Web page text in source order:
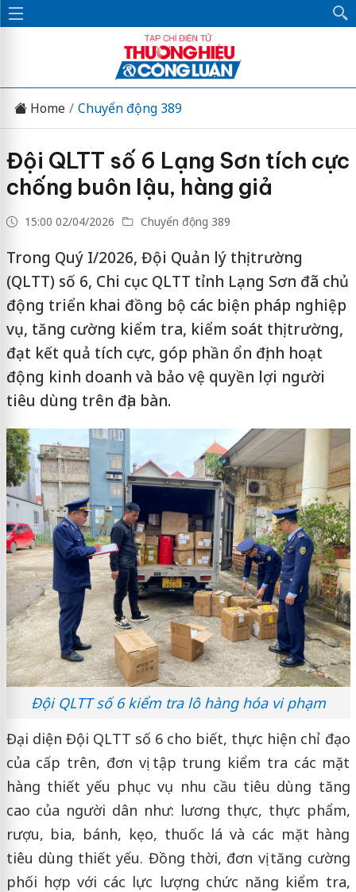
Home Chuyển động 389
Đội QLTT số 6 Lạng Sơn tích cực
chống buôn lậu, hàng giả
15:00 02/04/2026 Chuyển động 389
Trong Quý I/2026, Đội Quản lý thị trường
(QLTT) số 6, Chi cục QLTT tỉnh Lạng Sơn đã chủ
động triển khai đồng bộ các biện pháp nghiệp
vụ, tăng cường kiểm tra, kiểm soát thị trường,
đạt kết quả tích cực, góp phần ổn định hoạt
động kinh doanh và bảo vệ quyền lợi người
tiêu dùng trên địa bàn.
Đội QLTT số 6 kiểm tra lô hàng hóa vi phạm
Đại diện Đội QLTT số 6 cho biết, thực hiện chỉ đạo
của cấp trên, đơn vị tập trung kiểm tra các mặt
hàng thiết yếu phục vụ nhu cầu tiêu dùng tăng
cao của người dân như: lương thực, thực phẩm,
rượu, bia, bánh, kẹo, thuốc lá và các mặt hàng
tiêu dùng thiết yếu. Đồng thời, đơn vị tăng cường
phối hợp với các lực lượng chức năng kiểm tra,